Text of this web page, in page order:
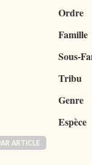
Ordre
Famille
Sous-
Tribu
Genre
Espèce
ARTICLE